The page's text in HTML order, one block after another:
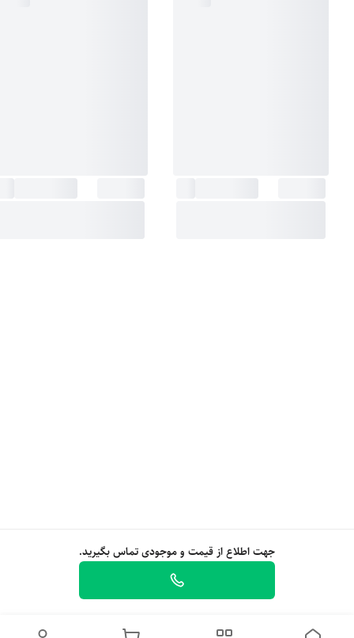
جهت اطلاع از قیمت و موجودی تماس بگیرید.